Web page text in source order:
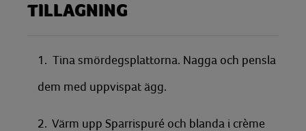
TILLAGNING
1. Tina smördegsplattorna. Nagga och pensla
dem med uppvispat ägg.
2. Värm upp Sparrispuré och blanda i crème